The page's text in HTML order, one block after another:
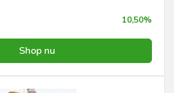
10,50%
Shop nu